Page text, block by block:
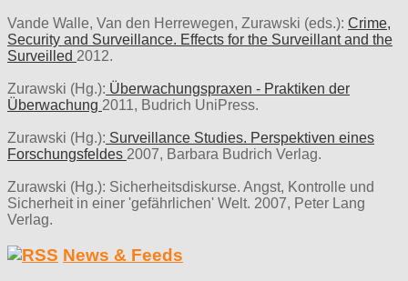
Vande Walle, Van den Herrewegen, Zurawski (eds.): Crime,
Security and Surveillance. Effects for the Surveillant and the
Surveilled 2012.
Zurawski (Hg.): Überwachungspraxen - Praktiken der
Überwachung 2011, Budrich UniPress.
Zurawski (Hg.): Surveillance Studies. Perspektiven eines
Forschungsfeldes 2007, Barbara Budrich Verlag.
Zurawski (Hg.): Sicherheitsdiskurse. Angst, Kontrolle und
Sicherheit in einer 'gefährlichen' Welt. 2007, Peter Lang
Verlag.
News & Feeds